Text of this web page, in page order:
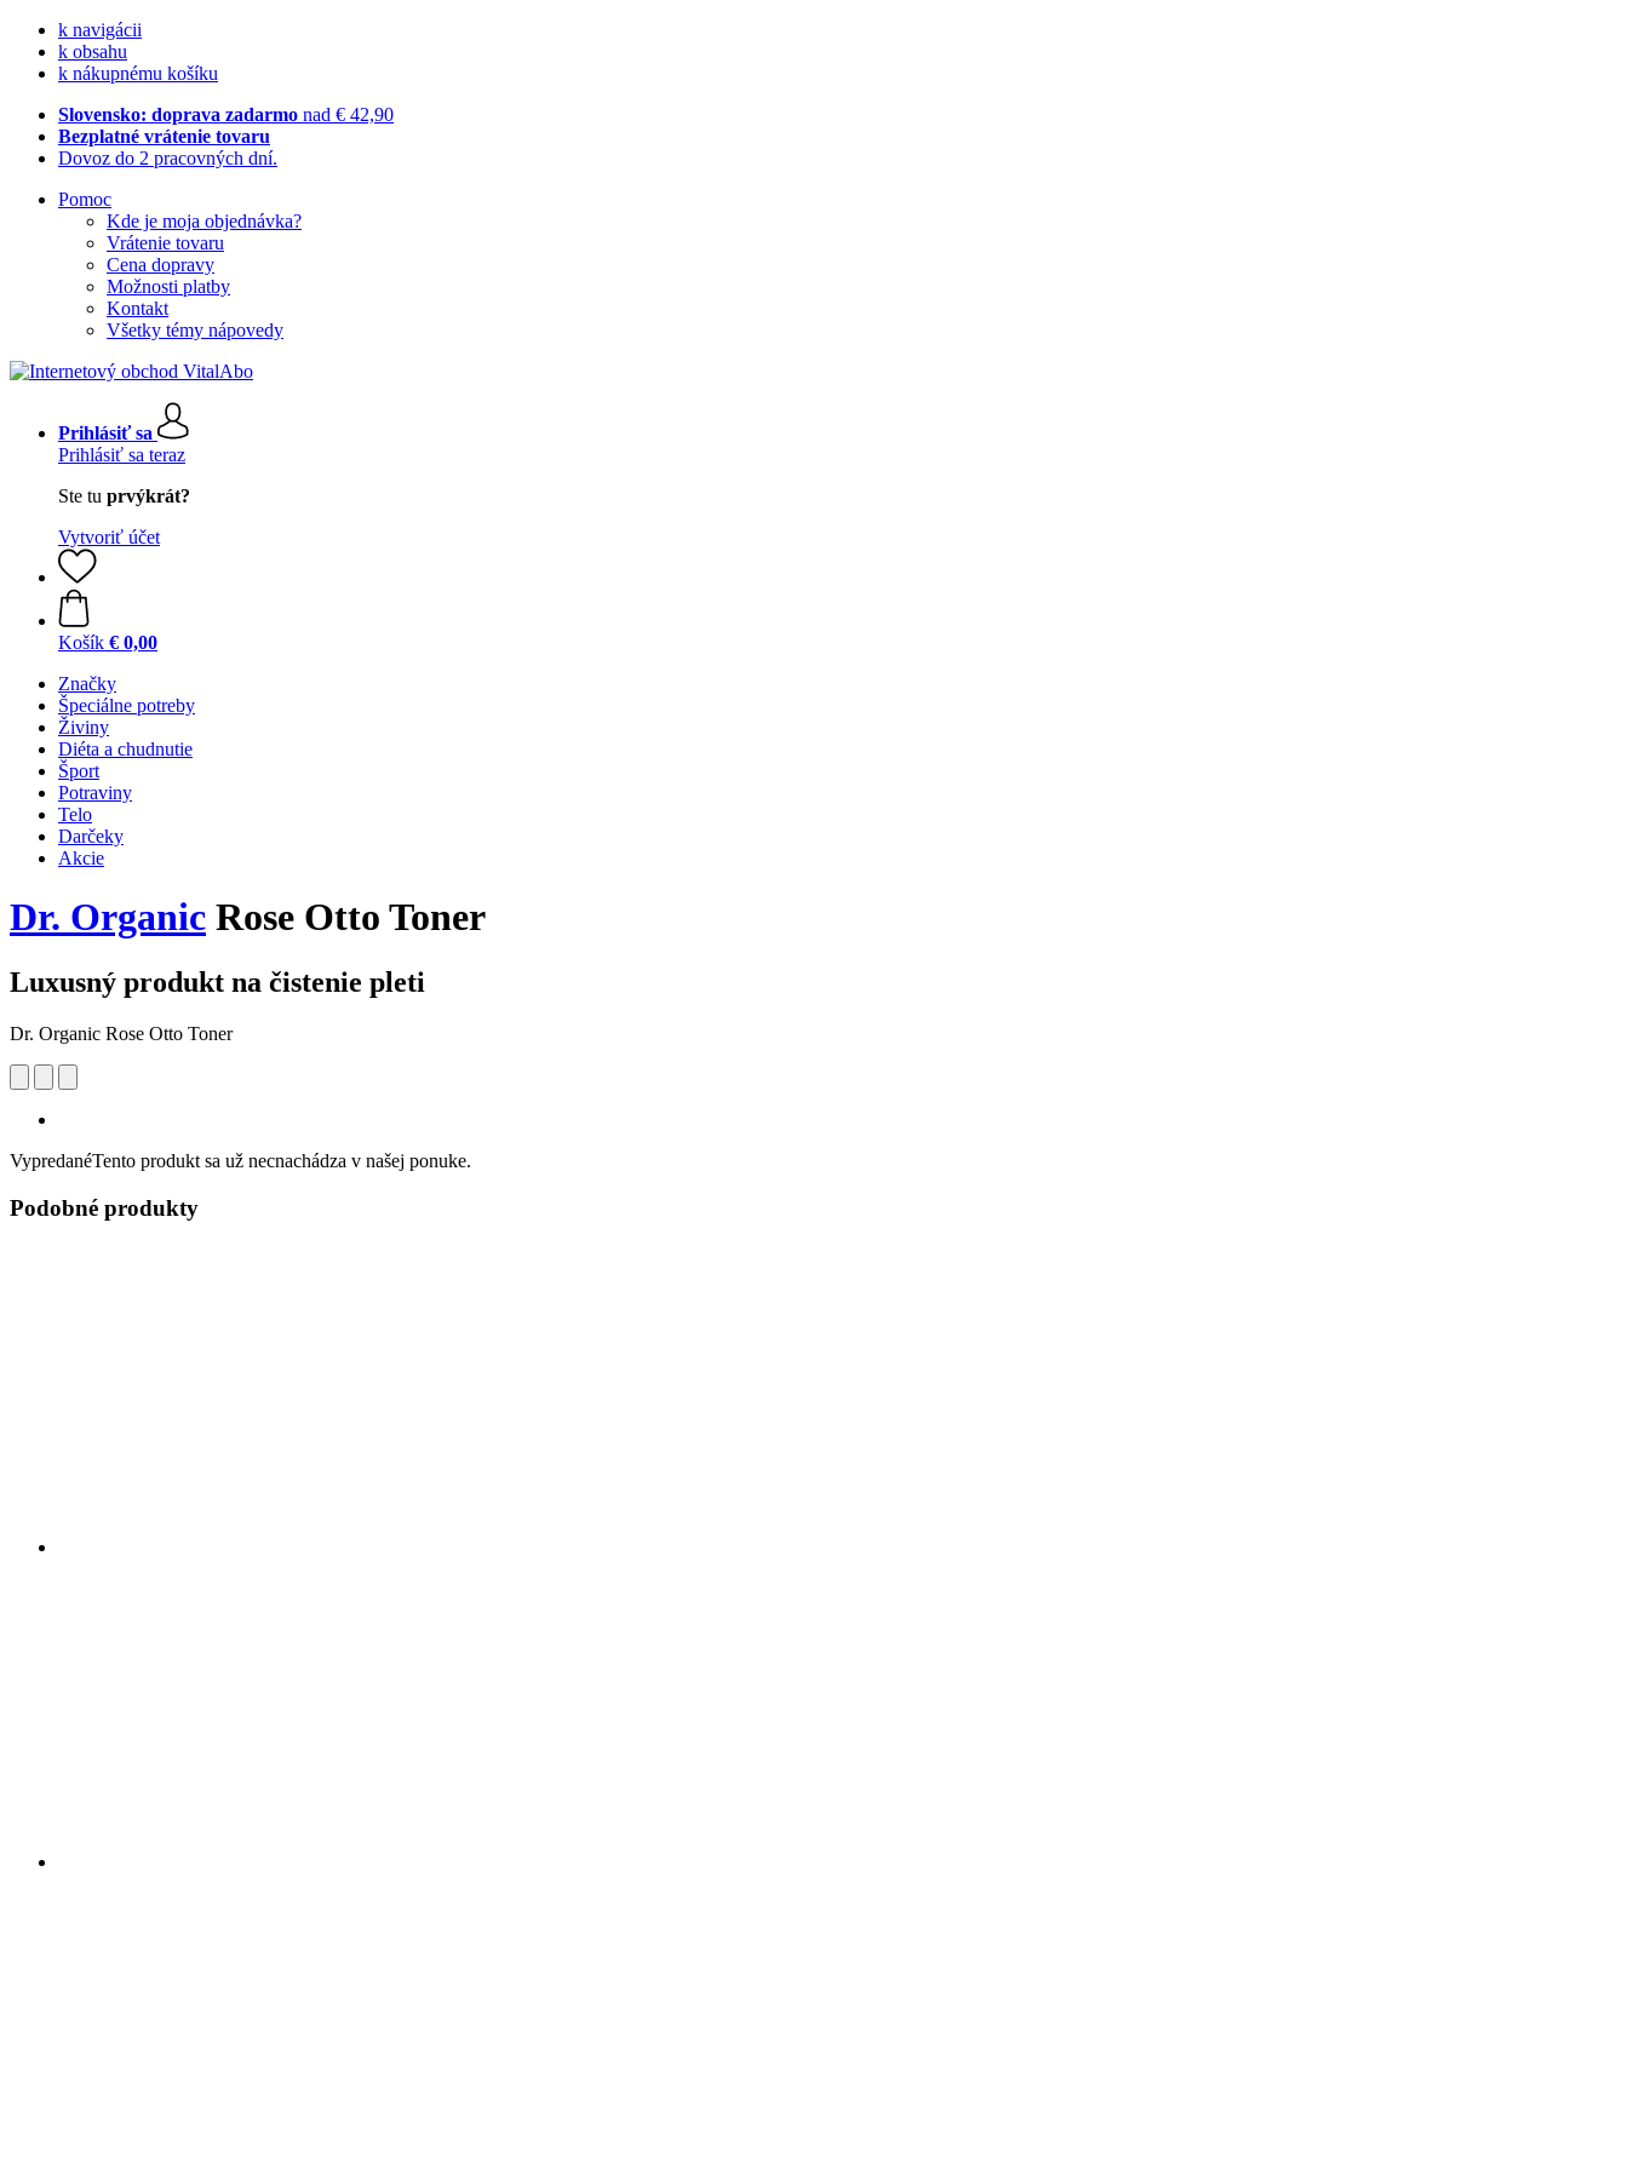
k navigácii
k obsahu
k nákupnému košíku
Slovensko: doprava zadarmo nad € 42,90
Bezplatné vrátenie tovaru
Dovoz do 2 pracovných dní.
Pomoc
Kde je moja objednávka?
Vrátenie tovaru
Cena dopravy
Možnosti platby
Kontakt
Všetky témy nápovedy
Prihlásiť sa
Prihlásiť sa teraz
Ste tu prvýkrát?
Vytvoriť účet
Košík € 0,00
Značky
Špeciálne potreby
Živiny
Diéta a chudnutie
Šport
Potraviny
Telo
Darčeky
Akcie
Dr. Organic Rose Otto Toner
Luxusný produkt na čistenie pleti
Dr. Organic Rose Otto Toner
VypredanéTento produkt sa už necnachádza v našej ponuke.
Podobné produkty